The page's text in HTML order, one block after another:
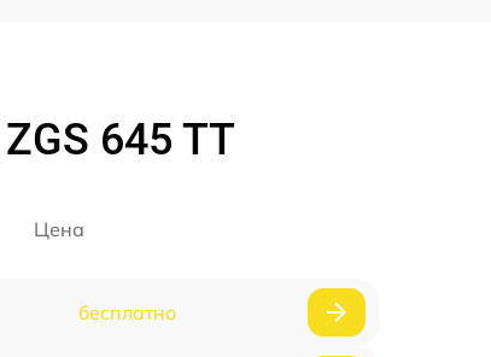
645 TT
Цена
бесплатно